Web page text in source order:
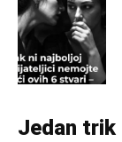
Jedan trik